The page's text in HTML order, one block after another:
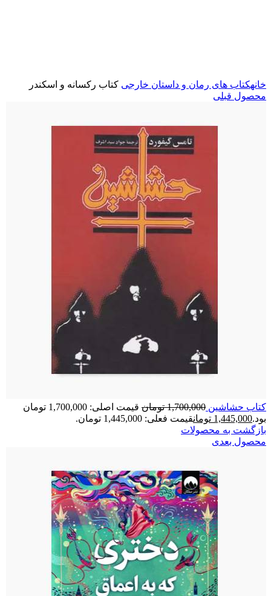
خانهکتاب های رمان و داستان خارجی کتاب رکسانه و اسکندر
محصول قبلی
کتاب حشاشین 1,700,000 تومان
قیمت اصلی: 1,700,000 تومان
بود.1,445,000 تومانقیمت فعلی: 1,445,000 تومان.
بازگشت به محصولات
محصول بعدی